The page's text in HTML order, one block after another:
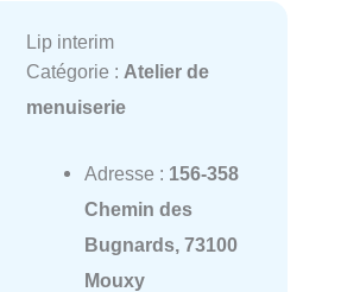
Lip interim
Catégorie : Atelier de
menuiserie
Adresse : 156-358
Chemin des
Bugnards, 73100
Mouxy